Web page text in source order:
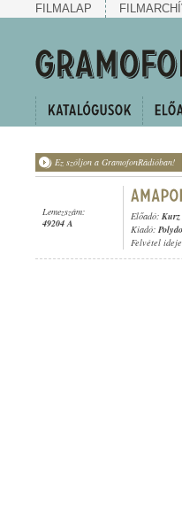
FILMALAP
Ez szóljon a GramofonRádióban!
Lemezszám:
49204 A
Előadó:
Kiadó:
Felvétel